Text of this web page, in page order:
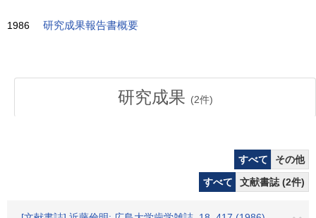
1986 研究成果報告書概要
研究成果 (2件)
すべて
その他
すべて
文献書誌 (2件)